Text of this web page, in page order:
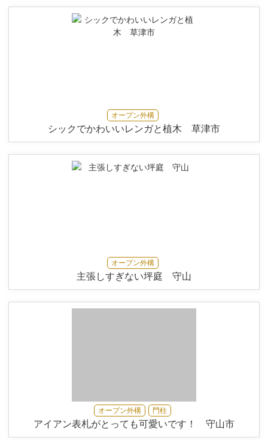
オープン外構
シックでかわいいレンガと植木 草津市
オープン外構
主張しすぎない坪庭 守山
オープン外構 門柱
アイアン表札がとっても可愛いです！ 守山市